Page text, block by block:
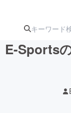
E-Sports